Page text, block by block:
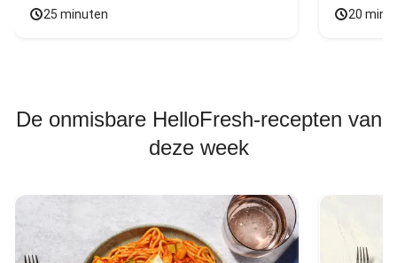
25 minuten 20
De onmisbare HelloFresh-recepten van
deze week